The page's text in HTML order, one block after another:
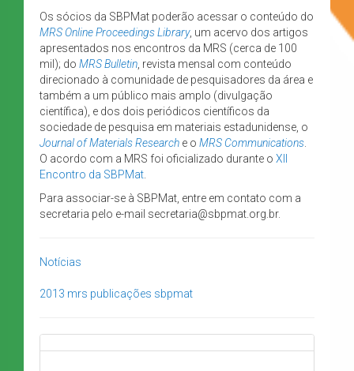
Os sócios da SBPMat poderão acessar o conteúdo do
MRS Online Proceedings Library, um acervo dos artigos
apresentados nos encontros da MRS (cerca de 100
mil); do MRS Bulletin , revista mensal com conteúdo
direcionado à comunidade de pesquisadores da área e
também a um público mais amplo (divulgação
científica), e dos dois periódicos científicos da
sociedade de pesquisa em materiais estadunidense, o
Journal of Materials Research e o MRS Communications
O acordo com a MRS foi oficializado durante o XII
Encontro da SBPMat
Para associar-se à SBPMat, entre em contato com a
secretaria pelo e-mail secretaria@sbpmat.org.br.
Notícias
2013 mrs publicações sbpmat